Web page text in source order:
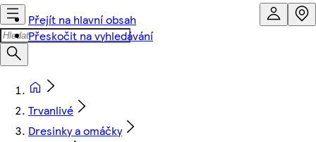
Přejít na hlavní obsah
Přeskočit na vyhledávání
Trvanlivé
Dresinky a omáčky